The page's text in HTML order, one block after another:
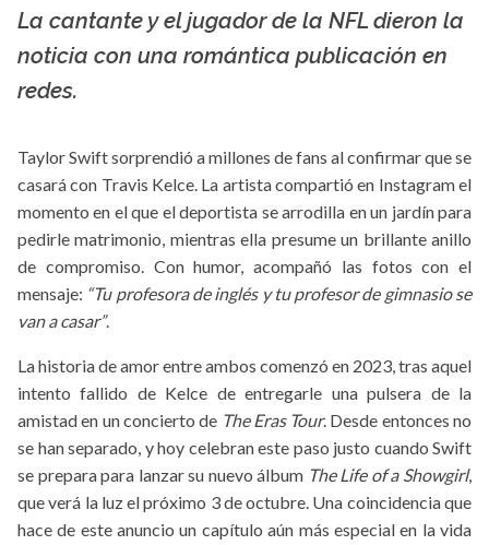
La X mas música
La cantante y el jugador de la NFL dieron la
noticia con una romántica publicación en
redes.
Taylor Swift sorprendió a millones de fans al confirmar que se
casará con Travis Kelce. La artista compartió en Instagram el
momento en el que el deportista se arrodilla en un jardín para
pedirle matrimonio, mientras ella presume un brillante anillo
de compromiso. Con humor, acompañó las fotos con el
mensaje: “Tu profesora de inglés y tu profesor de gimnasio se
van a casar”.
La historia de amor entre ambos comenzó en 2023, tras aquel
intento fallido de Kelce de entregarle una pulsera de la
amistad en un concierto de The Eras Tour. Desde entonces no
se han separado, y hoy celebran este paso justo cuando Swift
se prepara para lanzar su nuevo álbum The Life of a Showgirl,
que verá la luz el próximo 3 de octubre. Una coincidencia que
hace de este anuncio un capítulo aún más especial en la vida